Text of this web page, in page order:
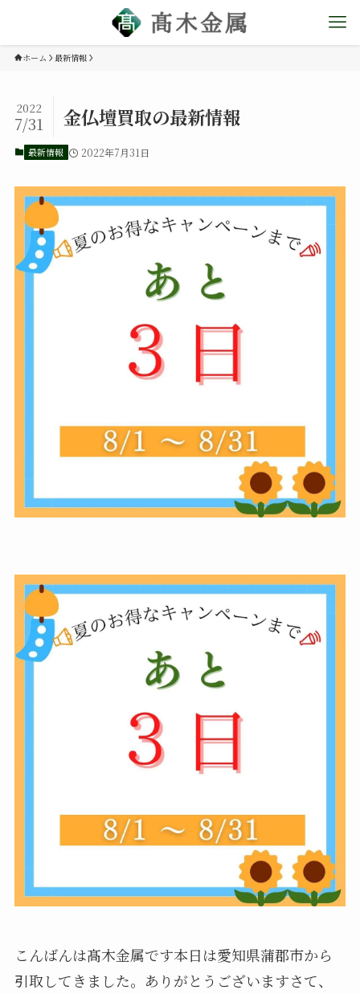
ホーム 最新情報
金仏壇買取の最新情報
2022
7/31
最新情報 2022年7月31日
こんばんは髙木金属です本日は愛知県蒲郡市から
引取してきました。ありがとうございますさて、